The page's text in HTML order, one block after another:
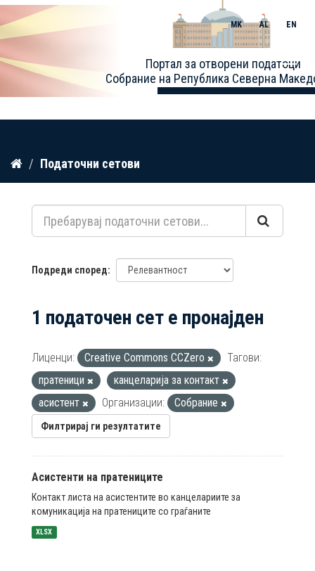
Прескокнете
содржина
Портал за отворени податоци
Собрание на Република Северна
MK AL EN
Toggle
Податочни сетови
Подреди според
1 податочен сет е пронајден
Лиценци: Creative Commons CCZero
Тагови:
пратеници
канцеларија за контакт
асистент
Организации: Собрание
Филтрирај ги резултатите
Асистенти на пратениците
Контакт листа на асистентите во канцелариите за
комуникација на пратениците со граѓаните
XLSX